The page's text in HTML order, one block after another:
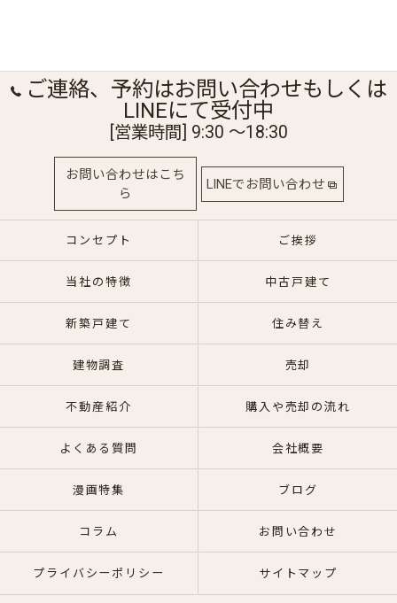
ご連絡、予約はお問い合わせもしくは
LINEにて受付中
[営業時間] 9:30 〜18:30
お問い合わせはこち
ら
LINEでお問い合わせ
コンセプト ご挨拶
当社の特徴 中古戸建て
新築戸建て 住み替え
建物調査 売却
不動産紹介 購入や売却の流れ
よくある質問 会社概要
漫画特集 ブログ
コラム お問い合わせ
プライバシーポリシー サイトマップ